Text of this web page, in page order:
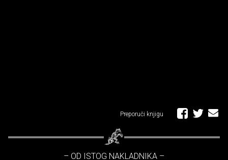
Preporuči knjigu
– OD ISTOG NAKLADNIKA –